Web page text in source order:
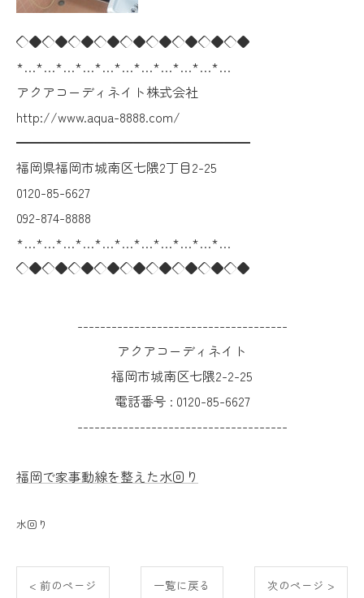
◇◆◇◆◇◆◇◆◇◆◇◆◇◆◇◆◇◆
*…*…*…*…*…*…*…*…*…*…*…
アクアコーディネイト株式会社
http://www.aqua-8888.com/
━━━━━━━━━━━━━━━━━━
福岡県福岡市城南区七隈2丁目2-25
0120-85-6627
092-874-8888
*…*…*…*…*…*…*…*…*…*…*…
◇◆◇◆◇◆◇◆◇◆◇◆◇◆◇◆◇◆
-------------------------------------
アクアコーディネイト
福岡市城南区七隈2-2-25
電話番号 : 0120-85-6627
-------------------------------------
福岡で家事動線を整えた水回り
水回り
< 前のページ 一覧に戻る 次のページ >